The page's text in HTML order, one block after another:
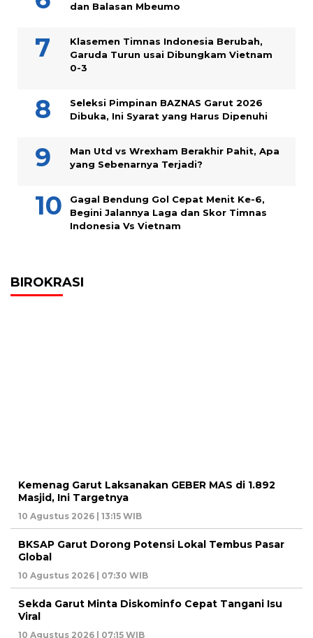
dan Balasan Mbeumo
Klasemen Timnas Indonesia Berubah,
Garuda Turun usai Dibungkam Vietnam
0-3
Seleksi Pimpinan BAZNAS Garut 2026
Dibuka, Ini Syarat yang Harus Dipenuhi
Man Utd vs Wrexham Berakhir Pahit, Apa
yang Sebenarnya Terjadi?
Gagal Bendung Gol Cepat Menit Ke-6,
Begini Jalannya Laga dan Skor Timnas
Indonesia Vs Vietnam
BIROKRASI
Kemenag Garut Laksanakan GEBER MAS di 1.892
Masjid, Ini Targetnya
10 Agustus 2026 | 13:15 WIB
BKSAP Garut Dorong Potensi Lokal Tembus Pasar
Global
10 Agustus 2026 | 07:30 WIB
Sekda Garut Minta Diskominfo Cepat Tangani Isu
Viral
10 Agustus 2026 | 07:15 WIB